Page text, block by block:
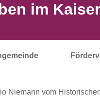
im
Niemann vom